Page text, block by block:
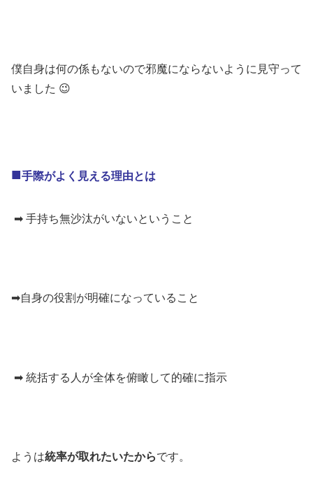
僕自身は何の係もないので邪魔にならないように見守って
いました 😉
■手際がよく見える理由とは
➡ 手持ち無沙汰がいないということ
➡自身の役割が明確になっていること
➡ 統括する人が全体を俯瞰して的確に指示
ようは統率が取れたいたからです。